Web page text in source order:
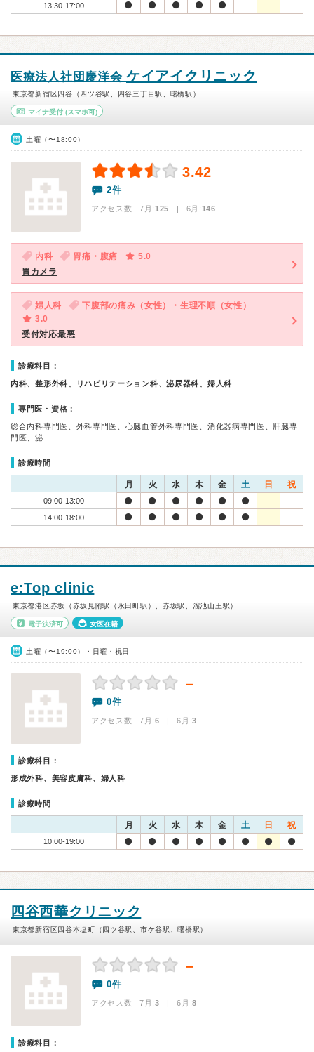
13:30-17:00
医療法人社団慶洋会 ケイアイクリニック
東京都新宿区四谷（四ツ谷駅、四谷三丁目駅、曙橋駅）
マイナ受付 (スマホ可)
土曜（〜18:00）
3.42
2件
アクセス数 7月:125 | 6月:146
内科 胃痛・腹痛
5.0
胃カメラ
婦人科
下腹部の痛み（女性）・生理不順（女性）
3.0
受付対応最悪
診療科目：
内科、整形外科、リハビリテーション科、泌尿器科、婦人科
専門医・資格：
総合内科専門医、外科専門医、心臓血管外科専門医、消化器病専門医、肝臓専
門医、泌…
診療時間
月 火 水 木 金 土 日 祝
09:00-13:00
14:00-18:00
e:Top clinic
東京都港区赤坂（赤坂見附駅（永田町駅）、赤坂駅、溜池山王駅）
電子決済可 女医在籍
土曜（〜19:00）・日曜・祝日
－
0件
アクセス数 7月:6 | 6月:3
診療科目：
形成外科、美容皮膚科、婦人科
診療時間
月 火 水 木 金 土 日 祝
10:00-19:00
四谷西華クリニック
東京都新宿区四谷本塩町（四ツ谷駅、市ケ谷駅、曙橋駅）
－
0件
アクセス数 7月:3 | 6月:8
診療科目：